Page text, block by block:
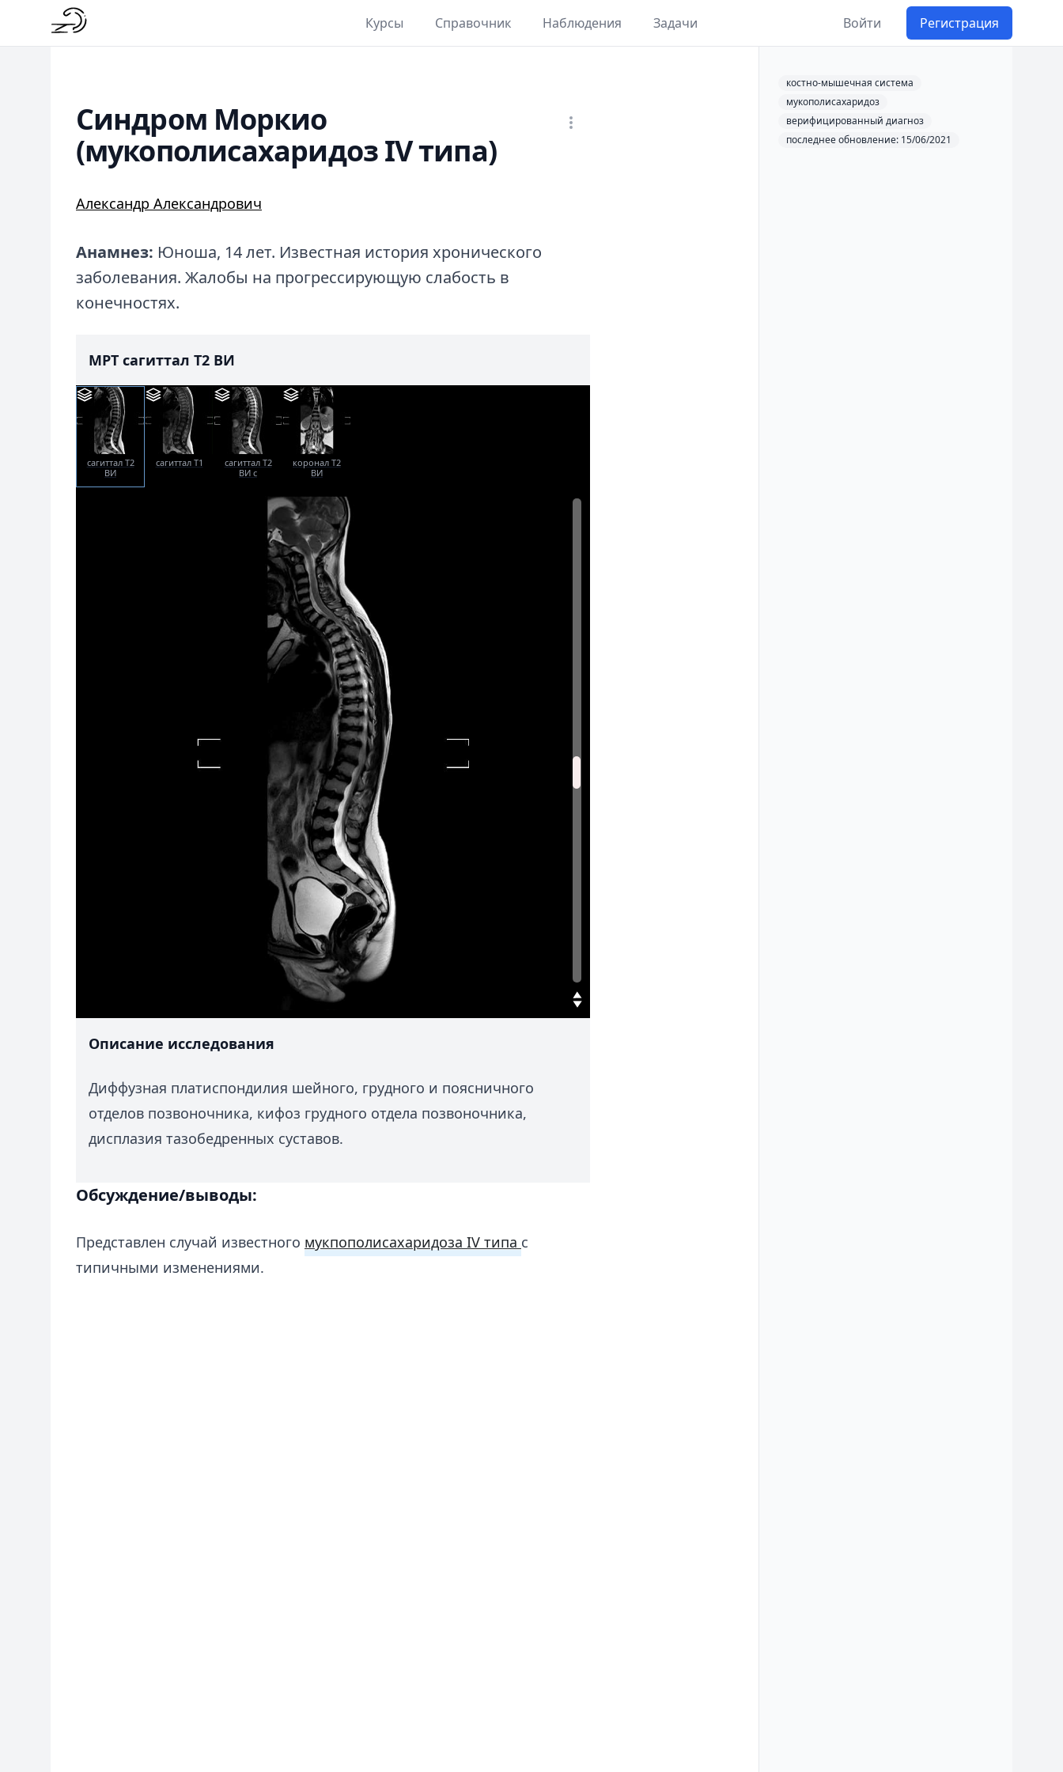
Курсы Справочник Наблюдения Задачи Войти Регистрация
Синдром Моркио
(мукополисахаридоз IV типа)
Александр Александрович
Анамнез: Юноша, 14 лет. Известная история хронического
заболевания. Жалобы на прогрессирующую слабость в
конечностях.
МРТ сагиттал T2 ВИ
сагиттал T2
ВИ
сагиттал T1
сагиттал T2
ВИ с
коронал T2
ВИ
Описание исследования
Диффузная платиспондилия шейного, грудного и поясничного
отделов позвоночника, кифоз грудного отдела позвоночника,
дисплазия тазобедренных суставов.
Обсуждение/выводы:
Представлен случай известного мукпополисахаридоза IV типа с
типичными изменениями.
костно-мышечная система
мукополисахаридоз
верифицированный диагноз
последнее обновление: 15/06/2021